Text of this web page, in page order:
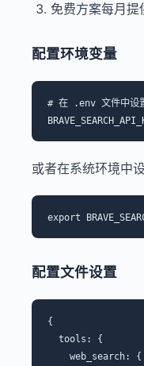
免费方案每月
配置环境变量
# 在 .env 文件中设
或者在系统环境中设
配置文件设置
{
  tools: {
    web_search: {